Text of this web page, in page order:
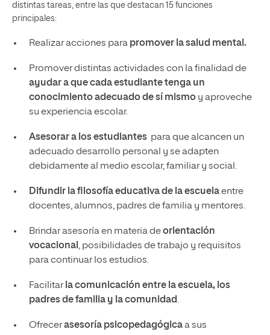
distintas tareas, entre las que destacan 15 funciones
principales:
Realizar acciones para promover la salud mental.
Promover distintas actividades con la finalidad de
ayudar a que cada estudiante tenga un
conocimiento adecuado de sí mismoy aproveche
su experiencia escolar.
Asesorar a los estudiantespara que alcancen un
adecuado desarrollo personal y se adapten
debidamente al medio escolar, familiar y social.
Difundir la filosofía educativa de la escuelaentre
docentes, alumnos, padres de familia y mentores.
Brindar asesoría en materia deorientación
vocacional , posibilidades de trabajo y requisitos
para continuar los estudios.
Facilitar la comunicación entre la escuela, los
padres de familia y la comunidad.
Ofrecerasesoría psicopedagógicaa sus